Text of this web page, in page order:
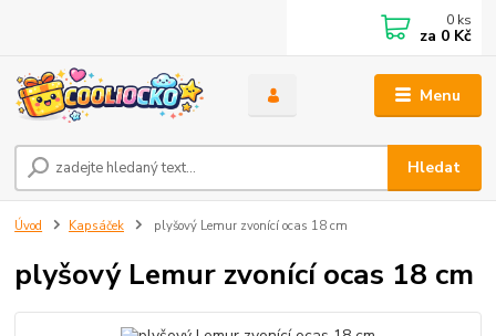
Menu
Hledat
0 ks
za 0 Kč
Úvod Kapsáček plyšový Lemur zvonící ocas 18 cm
plyšový Lemur zvonící ocas 18 cm